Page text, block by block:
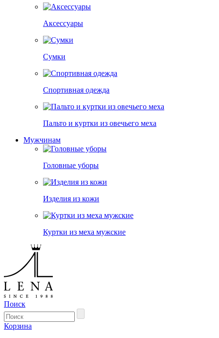
Аксессуары
Сумки
Спортивная одежда
Пальто и куртки из овечьего меха
Мужчинам
Головные уборы
Изделия из кожи
Куртки из меха мужские
Поиск
Корзина